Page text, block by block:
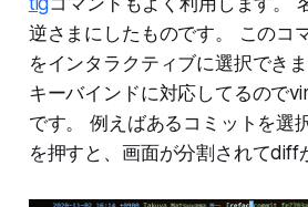
逆さまにしたものです。 このコ
をインタラクティブに選択でき
キーバインドに対応してるので
です。 例えばあるコミットを選
を押すと、画面が分割されてdiff